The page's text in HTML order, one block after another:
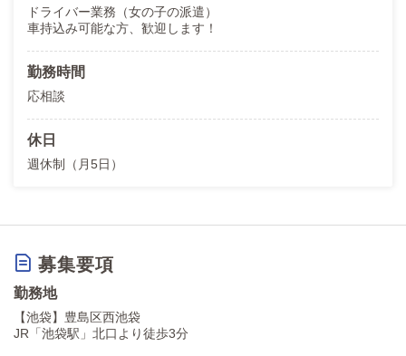
ドライバー業務（女の子の派遣）
車持込み可能な方、歓迎します！
勤務時間
応相談
休日
週休制（月5日）
募集要項
勤務地
【池袋】豊島区西池袋
JR「池袋駅」北口より徒歩3分